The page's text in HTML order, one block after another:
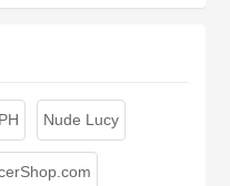
Nude Lucy